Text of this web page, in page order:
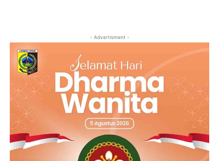
- Advertisment -